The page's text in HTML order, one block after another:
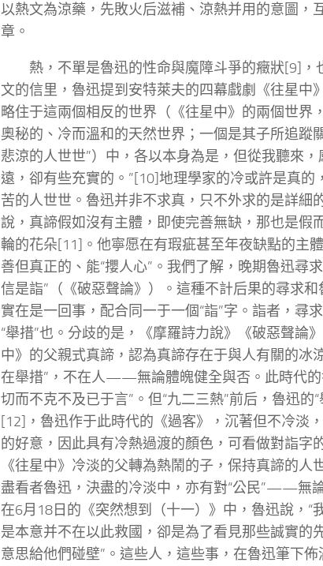
以熱文為涼藥，先敗火后滋補、涼熱并用的意圖，
章。
熱，不單是魯迅的性命與魔障斗爭的癥狀[9]，
文的信里，魯迅提到安特萊夫的四幕戲劇《往星中
略住于這兩個相反的世界（《往星中》的兩個世界
奧秘的、冷而溫和的天然世界；一個是其子所追蹤
悲涼的人世世”）中，各以本身為是，但從我聽來
遠，卻有些充實的。”[10]地理學家的冷或許是真的
苦的人世世。魯迅并非不求真，只不外求的是詳細
說，真諦假如沒有主體，即使完善無缺，那也是假
輪的花朵[11]。他寧愿在有瑕疵甚至年夜缺點的主
善但真正的、能“攖人心”。我們了解，晚期魯迅尋
信是詣”（《破惡聲論》）。這種不計后果的尋求和
實在是一回事，配合同一于一個“詣”字。詣者，尋
“舉措”也。分歧的是，《摩羅詩力說》《破惡聲論
中》的父親式真諦，認為真諦存在于與人有關的冰
在舉措”，不在人——無論體魄健全與否。此時代的
切而不克不及已于言”。但“九二三熱”前后，魯迅的
[12]，魯迅作于此時代的《過客》，沉著但不冷淡
的好意，因此具有冷熱過渡的顏色，可看做對詣字
《往星中》冷淡的父轉為熱鬧的子，保持真諦的人
盡看者魯迅，決盡的冷淡中，亦有對“公民”——無
在6月18日的《突然想到（十一）》中，魯迅說，“
是本意并不在以此救國，卻是為了看見那些誠實的
意思給他們碰壁”。這些人，這些事，在魯迅筆下佈